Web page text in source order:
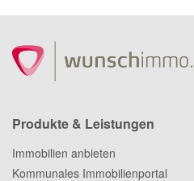
Produkte & Leistungen
Immobilien anbieten
Kommunales Immobilienportal